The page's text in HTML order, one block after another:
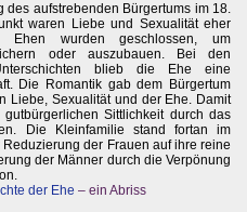
des aufstrebenden Bürgertums im 18.
waren Liebe und Sexualität eher
Ehen wurden geschlossen, um
oder auszubauen. Bei den
blieb die Ehe eine
Die Romantik gab dem Bürgertum
Liebe, Sexualität und der Ehe. Damit
Sittlichkeit durch das
Die Kleinfamilie stand fortan im
der Frauen auf ihre reine
der Männer durch die Verpönung
der Ehe – ein Abriss